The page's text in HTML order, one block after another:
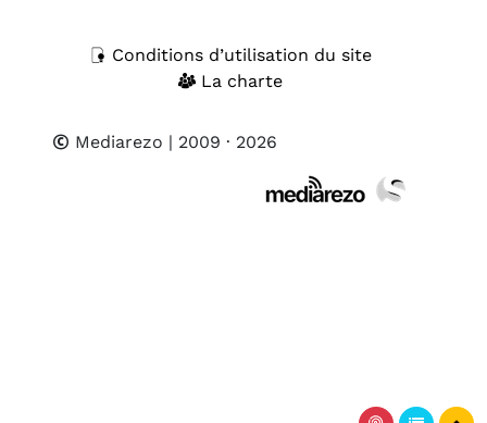
Conditions d’utilisation du site
La charte
Mediarezo | 2009 · 2026